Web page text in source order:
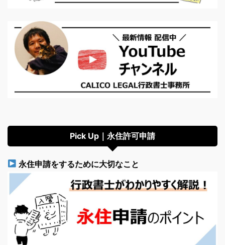
Pick Up｜永住許可申請
永住申請をするために大切なこと